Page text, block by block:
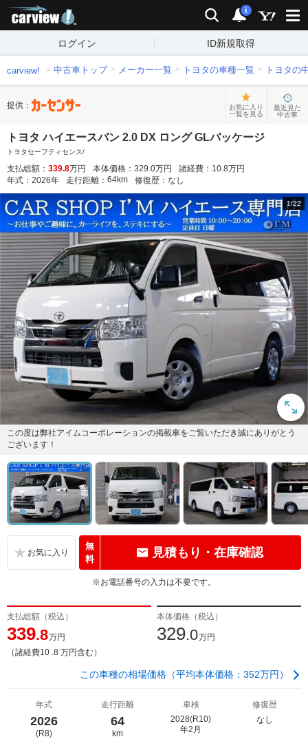
検索 通知
i
ログイン ID新規取得
carview! 中古車トップ メーカー一覧 トヨタの車種一覧 トヨタの
提供：
お気に入り
一覧を見る
最近見た
中古車
トヨタ ハイエースバン 2.0 DX ロング GLパッケージ
トヨタセーフティセンス/
支払総額： 339.8万円 本体価格： 329.0万円 諸経費： 10.8万円
年式： 2026年 走行距離： 64km 修復歴： なし
1/22
この度は弊社アイムコーポレーションの掲載車をご覧いただき誠にありがとう
ございます！
無
料
見積もり・在庫確認
※お電話番号の入力は不要です。
支払総額（税込）
339.8万円
（諸経費10 .8 万円含む）
本体価格（税込）
329.0万円
この車種の相場価格（平均本体価格：352万円）
年式
2026
(R8)
走行距離
64
km
車検
2028(R10)
年2月
修復歴
なし